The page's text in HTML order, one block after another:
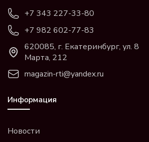
+7 343 227-33-80
+7 982 602-77-83
620085, г. Екатеринбург, ул. 8
Марта, 212
magazin-rti@yandex.ru
Информация
Новости